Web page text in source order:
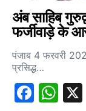
अंब साहिब
फर्जीवाड़े के
पंजाब 4 फरवरी
प्रसिद्ध…